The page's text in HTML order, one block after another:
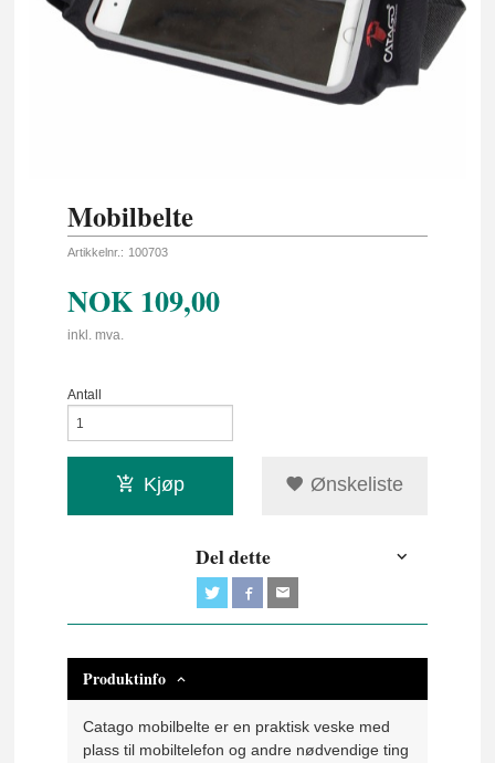
Mobilbelte
Artikkelnr.: 100703
NOK 109,00
inkl. mva.
Antall
Kjøp Ønskeliste
Del dette
Produktinfo
Catago mobilbelte er en praktisk veske med
plass til mobiltelefon og andre nødvendige ting